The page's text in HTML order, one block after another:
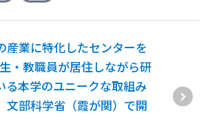
産業に特化したセンターを
・教職員が居住しながら研
る本学のユニークな取組み
文部科学省（霞が関）で開